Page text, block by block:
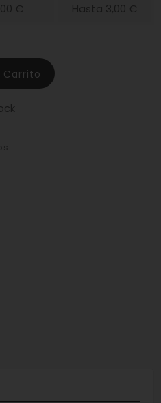
€ Hasta 3,00 €
Carrito